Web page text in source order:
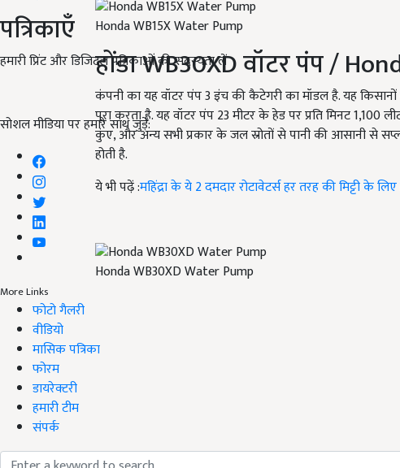
पत्रिकाएँ
हमारी प्रिंट और डिजिटल पत्रिकाओं की सदस्यता लें
सोशल मीडिया पर हमारे साथ जुड़ें:
More Links
फोटो गैलरी
वीडियो
मासिक पत्रिका
फोरम
डायरेक्टरी
हमारी टीम
संपर्क
Honda WB15X Water Pump
होंडा WB30XDवॉटर पंप/
कंपनी का यह वॉटर पंप 3 इंच की कैटेगरी का मॉडल है. यह
पूरा करता है. यह वॉटर पंप 23 मीटर के हेड पर प्रति मिनट 1,100
कुंए,और अन्य सभी प्रकार के जल स्रोतों से पानी की आसानी से
होती है.
ये भी पढ़ें :महिंद्रा के ये 2 दमदार रोटावेटर्स हर तरह की मिट्टी के
Honda WB30XD Water Pump